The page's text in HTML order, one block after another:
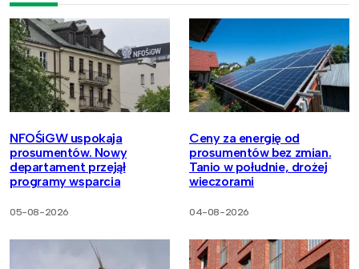
NFOŚiGW uspokaja
prosumentów. Nowy
departament przejął
programy wsparcia
05-08-2026
Ceny za energię od
prosumentów bez zmian.
Tanio w południe, drożej
wieczorami
04-08-2026